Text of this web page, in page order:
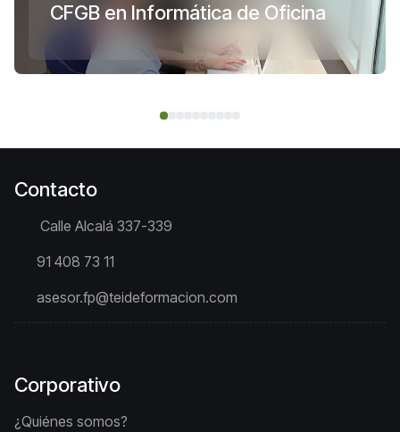
CFGB en Informática de Oficina
Contacto
Calle Alcalá 337-339
91 408 73 11
asesor.fp@teideformacion.com
Corporativo
¿Quiénes somos?